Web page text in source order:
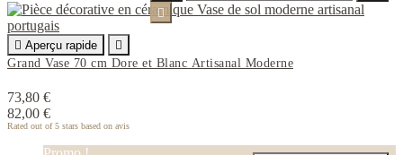
 Aperçu rapide

Grand Vase 70 cm Dore et Blanc Artisanal Moderne
73,80 €
82,00 €
Rated out of 5 stars based on avis
